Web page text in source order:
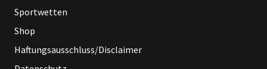
Sportwetten
Shop
Haftungsausschluss/Disclaimer